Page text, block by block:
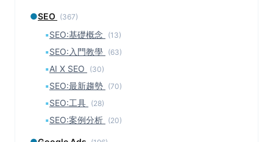
●SEO (367)
▪SEO:基礎概念 (13)
▪SEO:入門教學 (63)
▪AI X SEO (30)
▪SEO:最新趨勢 (70)
▪SEO:工具 (28)
▪SEO:案例分析 (20)